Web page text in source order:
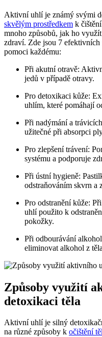
Aktivní uhlí je známý svými
skvělým prostředkem k
mnoho způsobů, jak ho
zdraví. Zde jsou 7
pomoci každému:
Při akutní otravě:
jedů v případě otravy.
Pro detoxikaci kůže:
uhlím, které pomáhají
Při nadýmání a
užitečné při absorpci
Pro zlepšení trávení:
systému a podporuje
Při ústní hygieně:
odstraňováním skvrn a
Pro odstranění kůže:
uhlí použito k
pokožky.
Při odbourávání
eliminovat alkohol z
Způsoby využití
detoxikaci těla
Aktivní uhlí je silný
na různé způsoby k očištění